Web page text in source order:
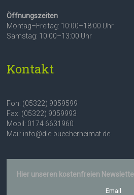
Öffnungszeiten
Montag–Freitag: 10:00–18:00 Uhr
Samstag: 10:00–13:00 Uhr
Kontakt
Fon: (05322) 9059599
Fax: (05322) 9059993
Mobil: 0174 6631960
Mail: info@die-buecherheimat.de
Hier unseren kostenfreien
Email